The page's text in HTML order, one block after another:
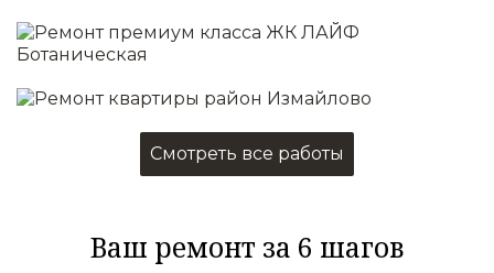
Смотреть все работы
Ваш ремонт за 6 шагов